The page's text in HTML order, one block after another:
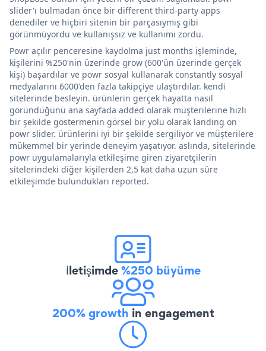
slider'ı bulmadan önce bir different third-party apps
denediler ve hiçbiri sitenin bir parçasıymış gibi
görünmüyordu ve kullanışsız ve kullanımı zordu.
Powr açılır penceresine kaydolma just months işleminde,
kişilerini %250'nin üzerinde grow (600'ün üzerinde gerçek
kişi) başardılar ve powr sosyal kullanarak constantly sosyal
medyalarını 6000'den fazla takipçiye ulaştırdılar. kendi
sitelerinde besleyin. ürünlerin gerçek hayatta nasıl
göründüğünü ana sayfada added olarak müşterilerine hızlı
bir şekilde göstermenin görsel bir yolu olarak landing on
powr slider. ürünlerini iyi bir şekilde sergiliyor ve müşterilere
mükemmel bir yerinde deneyim yaşatıyor. aslında, sitelerinde
powr uygulamalarıyla etkileşime giren ziyaretçilerin
sitelerindeki diğer kişilerden 2,5 kat daha uzun süre
etkileşimde bulundukları reported.
İletişimde%250 büyüme
200% growth in engagement